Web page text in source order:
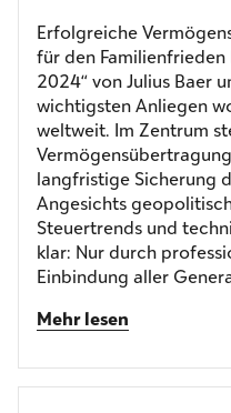
Erfolgreiche
für den Familienfrieden
2024“ von Julius Baer
wichtigsten Anliegen
weltweit. Im Zentrum
langfristige Sicherung
Angesichts
Steuertrends und
klar: Nur durch
Einbindung aller
Mehr lesen